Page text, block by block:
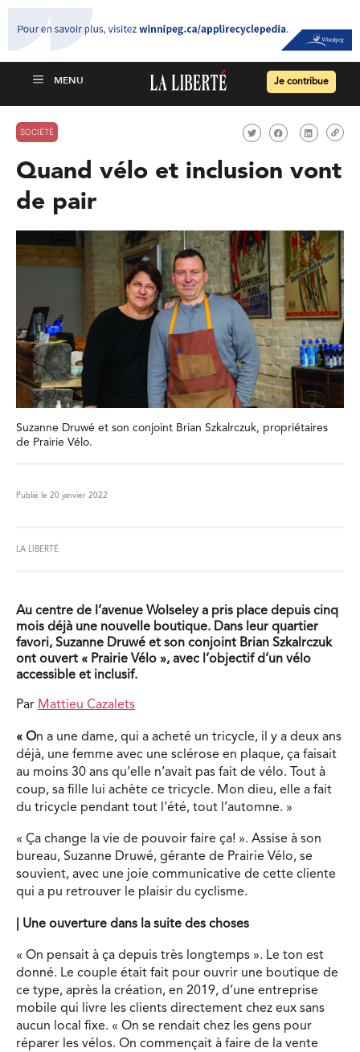
Je contribue
SOCIÉTÉ
Quand vélo et inclusion vont
de pair
Suzanne Druwé et son conjoint Brian Szkalrczuk, propriétaires
de Prairie Vélo.
Publié le 20 janvier 2022
LA LIBERTÉ
Au centre de l’avenue Wolseley a pris place depuis cinq
mois déjà une nouvelle boutique. Dans leur quartier
favori, Suzanne Druwé et son conjoint Brian Szkalrczuk
ont ouvert « Prairie Vélo », avec l’objectif d’un vélo
accessible et inclusif.
Par Mattieu Cazalets
« On a une dame, qui a acheté un tricycle, il y a deux ans
déjà, une femme avec une sclérose en plaque, ça faisait
au moins 30 ans qu’elle n’avait pas fait de vélo. Tout à
coup, sa fille lui achète ce tricycle. Mon dieu, elle a fait
du tricycle pendant tout l’été, tout l’automne. »
« Ça change la vie de pouvoir faire ça! ». Assise à son
bureau, Suzanne Druwé, gérante de Prairie Vélo, se
souvient, avec une joie communicative de cette cliente
qui a pu retrouver le plaisir du cyclisme.
Une ouverture dans la suite des choses
« On pensait à ça depuis très longtemps ». Le ton est
donné. Le couple était fait pour ouvrir une boutique de
ce type, après la création, en 2019, d’une entreprise
mobile qui livre les clients directement chez eux sans
aucun local fixe. « On se rendait chez les gens pour
réparer les vélos. On commençait à faire de la vente